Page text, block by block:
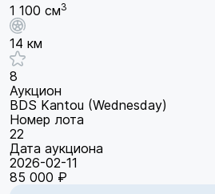
1 100 см3
14 км
8
Аукцион
BDS Kantou (Wednesday)
Номер лота
22
Дата аукциона
2026-02-11
85 000 ₽